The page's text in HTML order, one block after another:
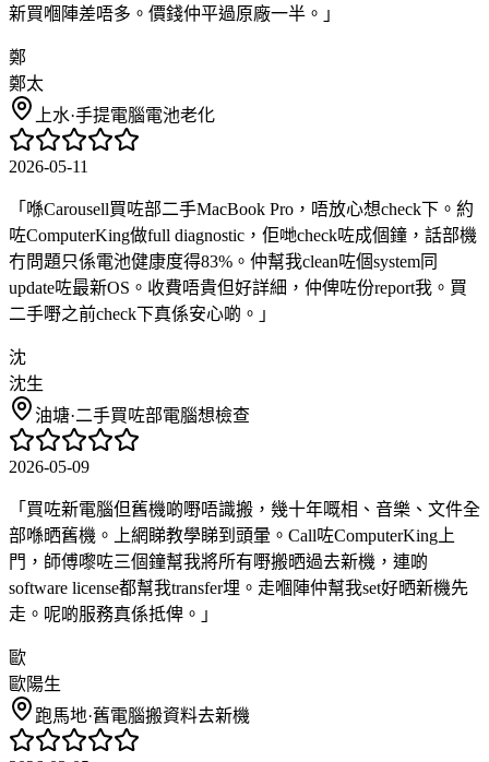
新買嗰陣差唔多。價錢仲平過原廠一半。 」
鄭
鄭太
上水·手提電腦電池老化
2026-05-11
「 喺Carousell買咗部二手MacBook Pro，唔放心想check下。約
咗ComputerKing做full diagnostic，佢哋check咗成個鐘，話部機
冇問題只係電池健康度得83%。仲幫我clean咗個system同
update咗最新OS。收費唔貴但好詳細，仲俾咗份report我。買
二手嘢之前check下真係安心啲。 」
沈
沈生
油塘·二手買咗部電腦想檢查
2026-05-09
「 買咗新電腦但舊機啲嘢唔識搬，幾十年嘅相、音樂、文件全
部喺晒舊機。上網睇教學睇到頭暈。Call咗ComputerKing上
門，師傅嚟咗三個鐘幫我將所有嘢搬晒過去新機，連啲
software license都幫我transfer埋。走嗰陣仲幫我set好晒新機先
走。呢啲服務真係抵俾。 」
歐
歐陽生
跑馬地·舊電腦搬資料去新機